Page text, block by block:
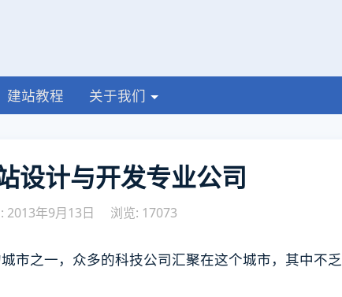
建站教程 关于我们
设计与开发专业公司
2013年9月13日 浏览: 17073
市之一，众多的科技公司汇聚在这个城市，其中不乏